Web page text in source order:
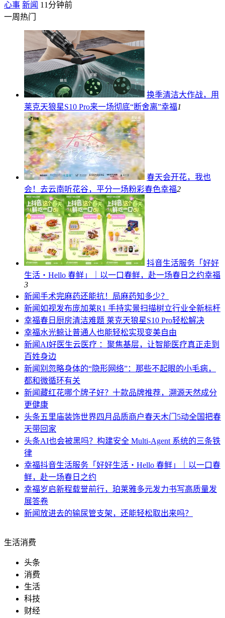
心事 新闻 11分钟前
一周热门
换季清洁大作战，用
莱克天狼星S10 Pro来一场彻底“断舍离”幸福1
春天会开花，我也
会！去云南听花谷，平分一场粉彩春色幸福2
抖音生活服务「好好
生活・Hello 春鲜」｜以一口春鲜，赴一场春日之约幸福
3
新闻手术完麻药还能抗！局麻药知多少？
新闻如视发布庞加莱R1 手持实景扫描树立行业全新标杆
幸福春日厨房清洁难题 莱克天狼星S10 Pro轻松解决
幸福水光鲸让普通人也能轻松实现变美自由
新闻AI好医生云医疗 ：聚焦基层，让智能医疗真正走到
百姓身边
新闻别忽略身体的“隐形网络”：那些不起眼的小毛病，
都和微循环有关
新闻藏红花哪个牌子好？十款品牌推荐，溯源天然成分
更健康
头条五里庙装饰世界四月品质商户春天木门5动全国把春
天带回家
头条AI也会被黑吗？构建安全 Multi-Agent 系统的三条铁
律
幸福抖音生活服务「好好生活・Hello 春鲜」｜以一口春
鲜，赴一场春日之约
幸福岁启新程载誉前行，珀莱雅多元发力书写高质量发
展答卷
新闻放进去的输尿管支架，还能轻松取出来吗？
生活消费
头条
消费
生活
科技
财经